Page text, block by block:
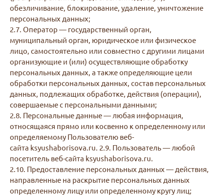
обезличивание, блокирование, удаление, уничтожение
персональных данных;
2.7. Оператор — государственный орган,
муниципальный орган, юридическое или физическое
лицо, самостоятельно или совместно с другими лицами
организующие и (или) осуществляющие обработку
персональных данных, а также определяющие цели
обработки персональных данных, состав персональных
данных, подлежащих обработке, действия (операции),
совершаемые с персональными данными;
2.8. Персональные данные — любая информация,
относящаяся прямо или косвенно к определенному или
определяемому Пользователю веб-
сайта ksyushaborisova.ru. 2.9. Пользователь — любой
посетитель веб-сайта ksyushaborisova.ru.
2.10. Предоставление персональных данных — действия,
направленные на раскрытие персональных данных
определенному лицу или определенному кругу лиц;